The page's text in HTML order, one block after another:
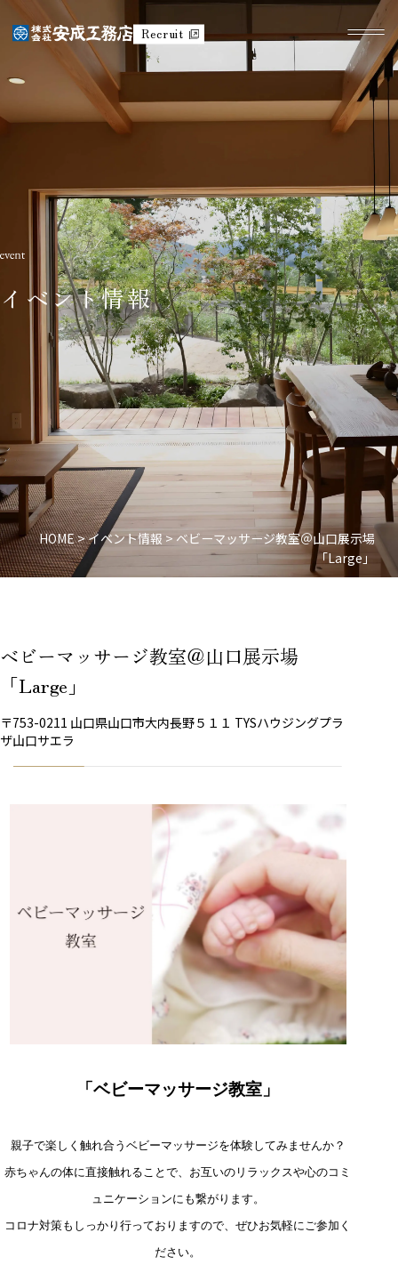
Recruit
イベント情報
HOME>イベント情報 > ベビーマッサージ教室＠山口展示場
「Large」
ベビーマッサージ教室＠山口展示場
「Large」
〒753-0211 山口県山口市大内長野５１１ TYSハウジングプラ
ザ山口サエラ
「ベビーマッサージ教室 」
親子で楽しく触れ合うベビーマッサージを体験してみませんか？
赤ちゃんの体に直接触れることで、お互いのリラックスや心のコミ
ュニケーションにも繋がります。
コロナ対策もしっかり行っておりますので、ぜひお気軽にご参加く
ださい。